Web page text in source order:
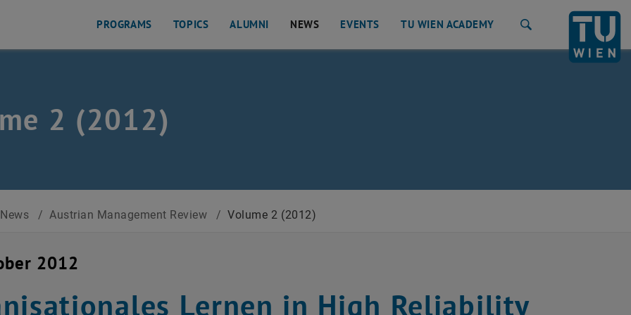
PROGRAMS TOPICS ALUMNI NEWS EVENTS TU WIEN ACADEMY
2 (2012)
News / Austrian Management Review / Volume 2 (2012)
2012
Lernen in High Reliability